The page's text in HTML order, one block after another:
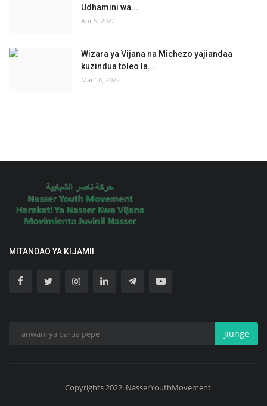
Udhamini wa...
Apr 5, 2022
Wizara ya Vijana na Michezo yajiandaa
kuzindua toleo la...
Mar 18, 2022
MITANDAO YA KIJAMII
jiunge
Copyrights 2022. NasserYouthMovement